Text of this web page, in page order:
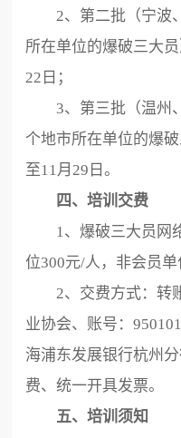
2、第二批（宁波
所在单位的爆破三大
22日；
3、第三批（温州
个地市所在单位的爆
至11月29日。
四、培训交费
1、爆破三大员网
位300元/人，非会员单
2、交费方式：转
业协会、账号：
海浦东发展银行杭州
费、统一开具发票。
五、培训须知